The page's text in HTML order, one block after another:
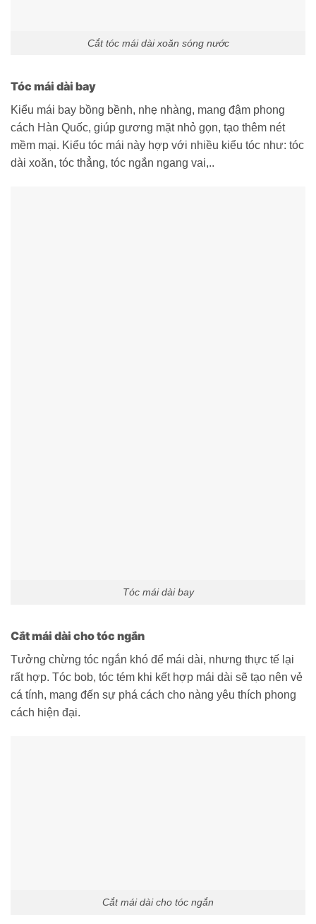
Cắt tóc mái dài xoăn sóng nước
Tóc mái dài bay
Kiểu mái bay bồng bềnh, nhẹ nhàng, mang đậm phong
cách Hàn Quốc, giúp gương mặt nhỏ gọn, tạo thêm nét
mềm mại. Kiểu tóc mái này hợp với nhiều kiểu tóc như: tóc
dài xoăn, tóc thẳng, tóc ngắn ngang vai,..
Tóc mái dài bay
Cắt mái dài cho tóc ngắn
Tưởng chừng tóc ngắn khó để mái dài, nhưng thực tế lại
rất hợp. Tóc bob, tóc tém khi kết hợp mái dài sẽ tạo nên vẻ
cá tính, mang đến sự phá cách cho nàng yêu thích phong
cách hiện đại.
Cắt mái dài cho tóc ngắn